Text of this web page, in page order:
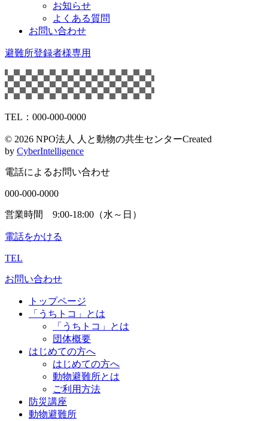
お知らせ
よくある質問
お問い合わせ
避難所登録者様専用
TEL：000-000-0000
© 2026 NPO法人 人と動物の共生センターCreated
by CyberIntelligence
電話によるお問い合わせ
000-000-0000
営業時間 9:00-18:00（水～日）
電話をかける
TEL
お問い合わせ
トップページ
「うちトコ」とは
「うちトコ」とは
団体概要
はじめての方へ
はじめての方へ
動物避難所とは
ご利用方法
防災講座
動物避難所